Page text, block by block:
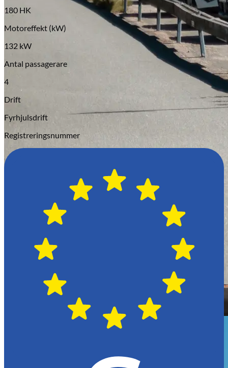
180 HK
Motoreffekt (kW)
132 kW
Antal passagerare
4
Drift
Fyrhjulsdrift
Registreringsnummer